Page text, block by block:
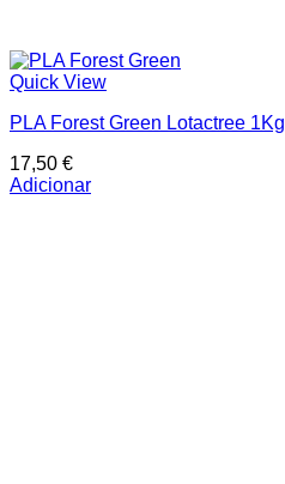
Quick View
PLA Forest Green Lotactree 1Kg
17,50 €
Adicionar